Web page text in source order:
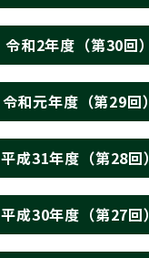
令和2年度（第30回）
令和元年度（第29回）
平成31年度（第28回）
平成30年度（第27回）